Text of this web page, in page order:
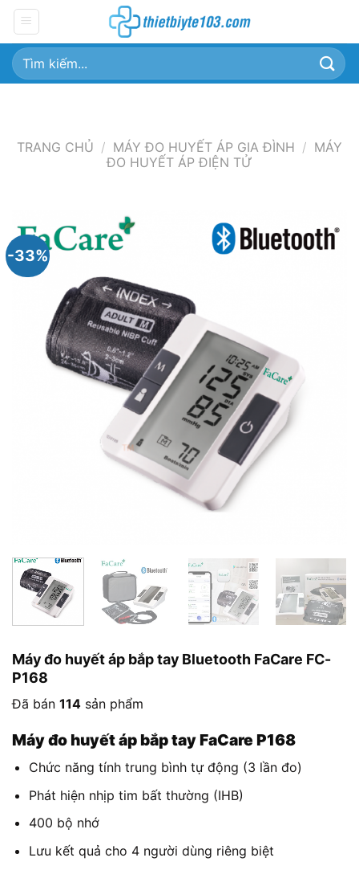
Chuyển
đến
nội
dung
Tìm
kiếm:
TRANG CHỦ / MÁY ĐO HUYẾT ÁP GIA ĐÌNH / MÁY
ĐO HUYẾT ÁP ĐIỆN TỬ
-33%
Máy đo huyết áp bắp tay Bluetooth FaCare FC-
P168
Đã bán 114 sản phẩm
Máy đo huyết áp bắp tay FaCare P168
Chức năng tính trung bình tự động (3 lần đo)
Phát hiện nhịp tim bất thường (IHB)
400 bộ nhớ
Lưu kết quả cho 4 người dùng riêng biệt